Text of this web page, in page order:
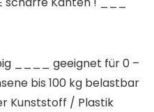
____ geeignet für 0 –
bis 100 kg belastbar
Kunststoff / Plastik